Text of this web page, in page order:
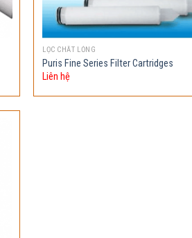
LỌC CHẤT LỎNG
Puris Fine Series Filter Cartridges
Liên hệ